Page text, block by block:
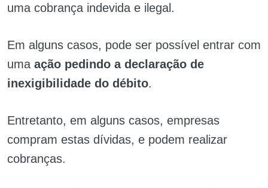
uma cobrança indevida e ilegal.
Em alguns casos, pode ser possível entrar com
uma ação pedindo a declaração de
inexigibilidade do débito.
Entretanto, em alguns casos, empresas
compram estas dívidas, e podem realizar
cobranças.